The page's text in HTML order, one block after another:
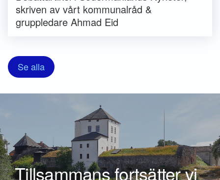
skriven av vårt kommunalråd &
gruppledare Ahmad Eid
Se alla
Tillsammans fortsätter vi